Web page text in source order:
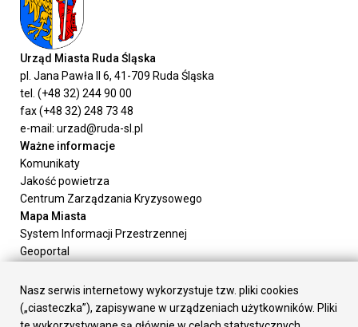
Urząd Miasta Ruda Śląska
pl. Jana Pawła II 6, 41-709 Ruda Śląska
tel. (+48 32) 244 90 00
fax (+48 32) 248 73 48
e-mail: urzad@ruda-sl.pl
Ważne informacje
Komunikaty
Jakość powietrza
Centrum Zarządzania Kryzysowego
Mapa Miasta
System Informacji Przestrzennej
Geoportal
Załatw sprawę
Prezydent Miasta
Rada Miasta
Nasz serwis internetowy wykorzystuje tzw. pliki cookies
(„ciasteczka”), zapisywane w urządzeniach użytkowników. Pliki